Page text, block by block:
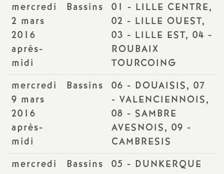
i
o
n
a
l
d
mercredi
2 mars
2016
après-
midi
Bassins
01 - LILLE CENTRE,
02 - LILLE OUEST,
03 - LILLE EST, 04 -
ROUBAIX
TOURCOING
mercredi
9 mars
2016
après-
midi
Bassins
06 - DOUAISIS, 07
- VALENCIENNOIS,
08 - SAMBRE
AVESNOIS, 09 -
CAMBRESIS
mercredi
Bassins
05 - DUNKERQUE